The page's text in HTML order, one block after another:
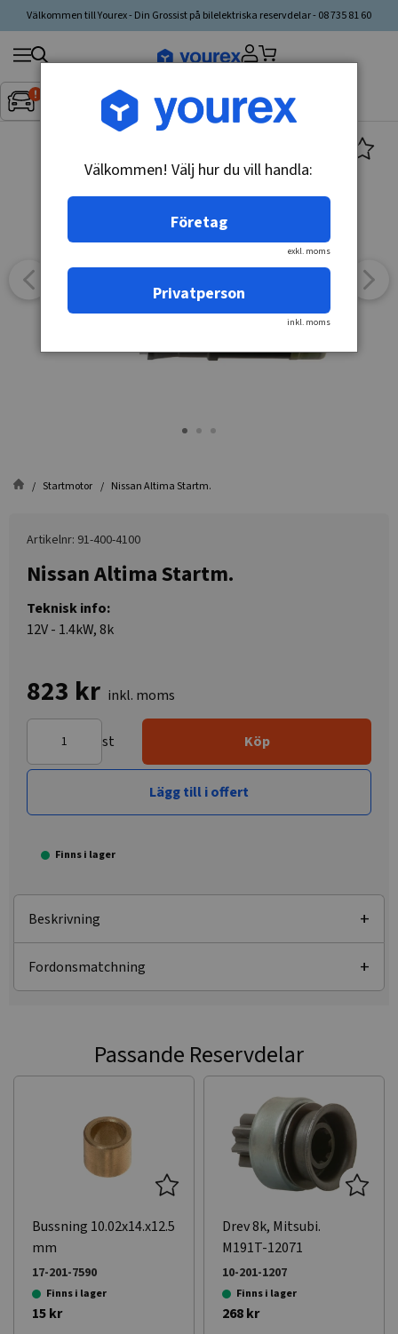
Välkommen till Yourex - Din Grossist på bilelektriska reservdelar - 08 735 81 60
Inget fordon valt▼
Sök
produkt,
tillverkare,
Startmotor Nissan Altima Startm.
Artikelnr: 91-400-4100
Nissan Altima Startm.
Teknisk info:
12V - 1.4kW, 8k
823 kr inkl. moms
st Köp
Lägg till i offert
Finns i lager
Beskrivning
Fordonsmatchning
Passande Reservdelar
Bussning 10.02x14.x12.5
mm
17-201-7590
Finns i lager
15 kr
Drev 8k, Mitsubi.
M191T-12071
10-201-1207
Finns i lager
268 kr
Välkommen! Välj hur du vill handla:
Företag
exkl. moms
Privatperson
inkl. moms